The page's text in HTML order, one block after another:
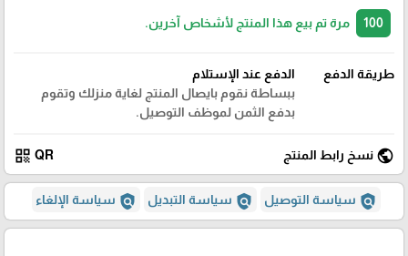
مرة تم بيع هذا المنتج لأشخاص آخرين.
طريقة الدفع
الدفع عند الإستلام
ببساطة نقوم بايصال المنتج لغاية منزلك وتقوم
بدفع الثمن لموظف التوصيل.
public نسخ رابط المنتج QR
qr_code
policy سياسة التوصيل policy سياسة التبديل policy سياسة الإلغاء